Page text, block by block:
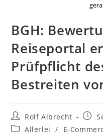
BGH:
Reiseportal
Prüfpflicht
Bestreiten
Beitrags-
Autor:
Rolf Albrecht
Beitrags-
Allerlei / E-